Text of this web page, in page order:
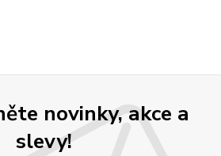
novinky, akce a
slevy!